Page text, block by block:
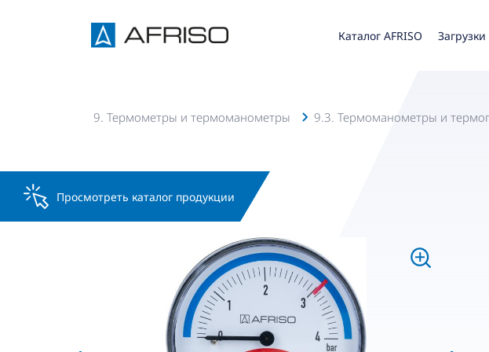
Каталог AFRISO Загрузки
9. Термометры и термоманометры 9.3. Термоманометры и
Просмотреть каталог продукции